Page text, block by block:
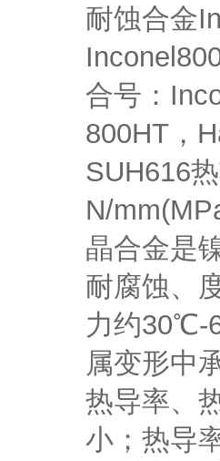
耐蚀合金
合号：
800HT，
SUH616
N/
晶合金是
耐腐蚀、
力约30℃-
属变形中
热导率、
小；热导